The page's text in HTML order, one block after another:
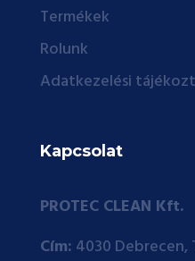
Termékek
Rolunk
Adatkezelési
Kapcsolat
PROTEC CLEAN Kft.
Cím: 4030